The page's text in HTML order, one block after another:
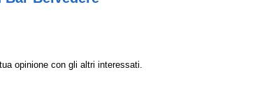
opinione con gli altri interessati.